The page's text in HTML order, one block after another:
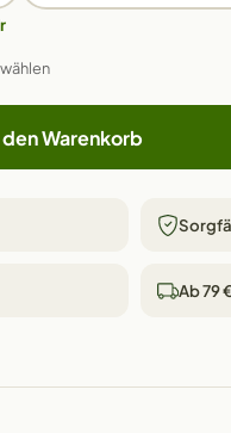
den Warenkorb
Ab 79